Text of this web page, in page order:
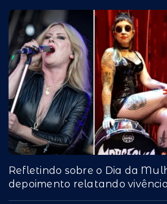
Refletindo sobre o Dia da
depoimento relatando